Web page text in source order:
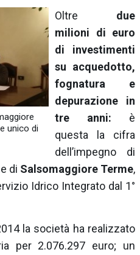
unico di
Oltre due
milioni di euro
di investimenti
su acquedotto,
fognatura e
depurazione in
tre anni: è
questa la cifra
dell’impegno di
di Salsomaggiore Terme,
Idrico Integrato dal 1°
la società ha realizzato
per 2.076.297 euro; un